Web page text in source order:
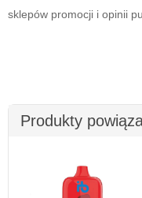
sklepów promocji i opinii
Produkty